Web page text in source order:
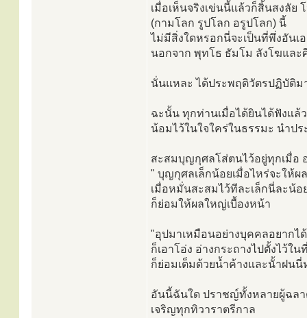
เมื่อเห็นจริงเข่นนี้แล้วก็สิ้นสงลัย
(กามโลก รูปโลก อรูปโลก) นี้
ไม่มีสิ่งใดหรอกนี่จะเป็นที่พึ่งอันเ
นอกจาก พุทโธ ธัมโม ลังโฆและ
นั่นแหละ ได้ประพฤติวัตรปฏิบัติม
ฉะนั้น ทุกท่านเมื่อได้ยินได้ฟังแล้
น้อมไว้ในใจใคร่ในธรรมะ นำป
สะสมบุญกุศลโส่ตนไว้อยู่ทุกเมื่อ
" บุญกุศลเล็กน้อยเมื่อไหร่จะให้ผ
เมื่อหมั่นสะสมไว้ทีละเล็กนี่ละน้อ
ก็ย่อมให้ผลใหญ่เบื้องหน้า
"อุปมาเหมือนอย่างบุคคลอยากไ
ก็เอาโอ่ง อ่างกระถางไปตั้งไว้ใน
ก็ย่อมเต็มด้วยนํ้าค้างและนั้าฝน
อันนี้ฉันใด ปราชญ์ทั้งหลายผู้ฉล
เจริญทุกทิวาราตรีกาล